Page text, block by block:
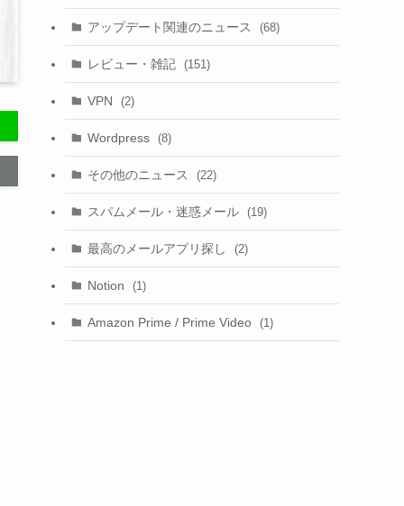
アップデート関連のニュース (68)
レビュー・雑記 (151)
VPN (2)
Wordpress (8)
その他のニュース (22)
スパムメール・迷惑メール (19)
最高のメールアプリ探し (2)
Notion (1)
Amazon Prime / Prime Video (1)